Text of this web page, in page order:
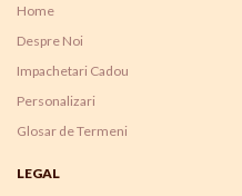
Home
Despre Noi
Impachetari Cadou
Personalizari
Glosar de Termeni
LEGAL